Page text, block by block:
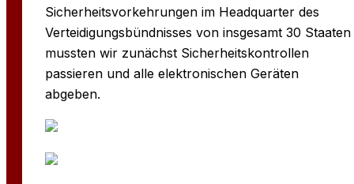
Sicherheitsvorkehrungen im Headquarter des
Verteidigungsbündnisses von insgesamt 30 Staaten
mussten wir zunächst Sicherheitskontrollen
passieren und alle elektronischen Geräten
abgeben.